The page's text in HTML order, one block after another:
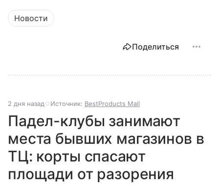
Новости
Поделиться
2 дня назад Источник: BestProducts Mail
Падел-клубы занимают
места бывших магазинов в
ТЦ: корты спасают
площади от разорения